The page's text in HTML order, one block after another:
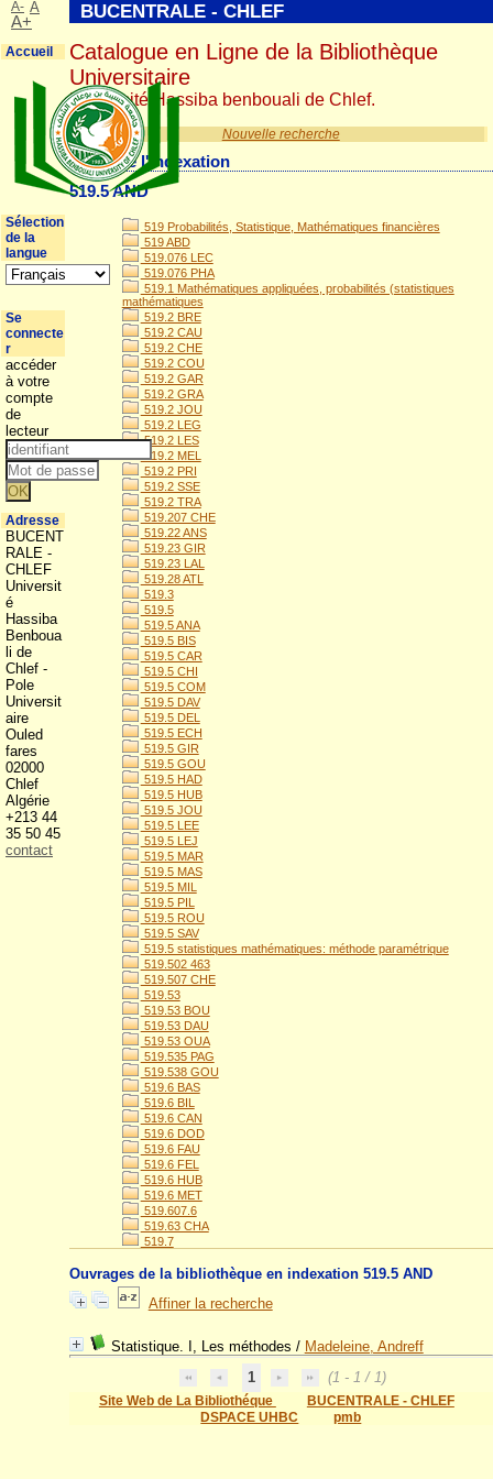
Nouvelle recherche
Détail de l'indexation
519.5 AND
519 Probabilités, Statistique, Mathématiques financières
519 ABD
519.076 LEC
519.076 PHA
519.1 Mathématiques appliquées, probabilités (statistiques
mathématiques
519.2 BRE
519.2 CAU
519.2 CHE
519.2 COU
519.2 GAR
519.2 GRA
519.2 JOU
519.2 LEG
519.2 LES
519.2 MEL
519.2 PRI
519.2 SSE
519.2 TRA
519.207 CHE
519.22 ANS
519.23 GIR
519.23 LAL
519.28 ATL
519.3
519.5
519.5 ANA
519.5 BIS
519.5 CAR
519.5 CHI
519.5 COM
519.5 DAV
519.5 DEL
519.5 ECH
519.5 GIR
519.5 GOU
519.5 HAD
519.5 HUB
519.5 JOU
519.5 LEE
519.5 LEJ
519.5 MAR
519.5 MAS
519.5 MIL
519.5 PIL
519.5 ROU
519.5 SAV
519.5 statistiques mathématiques: méthode paramétrique
519.502 463
519.507 CHE
519.53
519.53 BOU
519.53 DAU
519.53 OUA
519.535 PAG
519.538 GOU
519.6 BAS
519.6 BIL
519.6 CAN
519.6 DOD
519.6 FAU
519.6 FEL
519.6 HUB
519.6 MET
519.607.6
519.63 CHA
519.7
Ouvrages de la bibliothèque en indexation 519.5 AND
Affiner la recherche
Statistique. I, Les méthodes / Madeleine, Andreff
1
(1 - 1 / 1)
Site Web de La Bibliothéque
BUCENTRALE - CHLEF
DSPACE UHBC
pmb
BUCENTRALE - CHLEF
Catalogue en Ligne de la Bibliothèque
Universitaire
Université Hassiba benbouali de Chlef.
A- A
A+
Accueil
Sélection
de la
langue
Se
connecte
r
accéder
à votre
compte
de
lecteur
Adresse
BUCENT
RALE -
CHLEF
Universit
é
Hassiba
Benboua
li de
Chlef -
Pole
Universit
aire
Ouled
fares
02000
Chlef
Algérie
+213 44
35 50 45
contact